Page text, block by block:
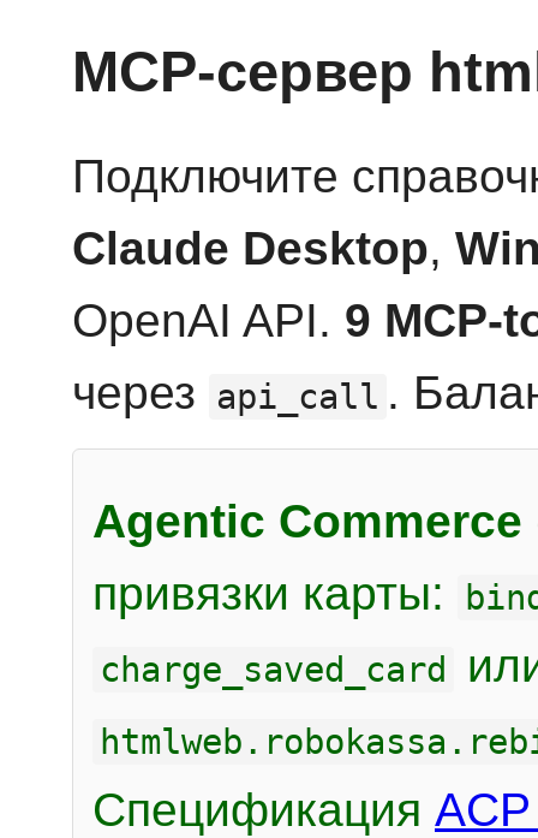
MCP-сервер
Подключите
Claude Desktop,
OpenAI API. 9 MCP-
через api_call .
Agentic Commerce
привязки карты:
charge_saved_card
Спецификация